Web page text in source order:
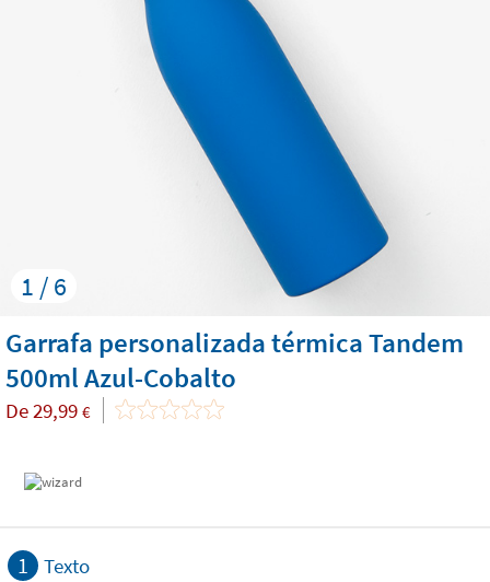
1 / 6
Garrafa personalizada térmica Tandem
500ml Azul-Cobalto
De29,99 €
1 Texto